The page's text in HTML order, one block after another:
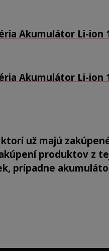
Akumulátor Li-ion
Akumulátor Li-ion
už majú
produktov z
prípadne